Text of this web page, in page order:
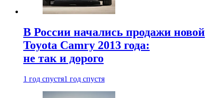
В России начались продажи новой
Toyota Camry 2013 года:
не так и дорого
1 год спустя1 год спустя